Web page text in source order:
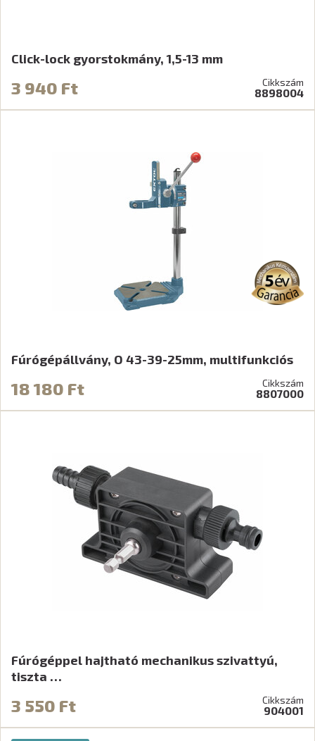
Click-lock gyorstokmány, 1,5-13 mm
3 940 Ft Cikkszám
8898004
Fúrógépállvány, O 43-39-25mm, multifunkciós
18 180 Ft Cikkszám
8807000
Fúrógéppel hajtható mechanikus szivattyú,
tiszta …
3 550 Ft Cikkszám
904001